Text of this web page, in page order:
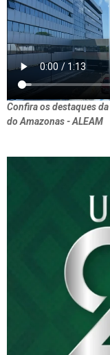
Confira os destaques
do Amazonas - ALEAM